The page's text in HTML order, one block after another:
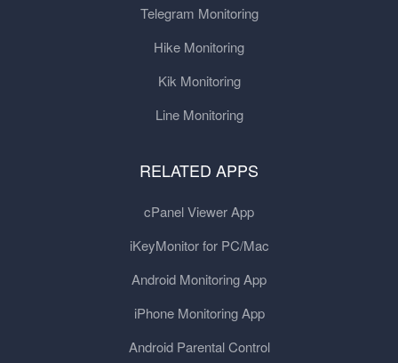
Telegram Monitoring
Hike Monitoring
Kik Monitoring
Line Monitoring
RELATED APPS
cPanel Viewer App
iKeyMonitor for PC/Mac
Android Monitoring App
iPhone Monitoring App
Android Parental Control